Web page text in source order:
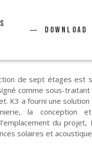
Download
de sept étages est
comme sous-traitant
K3 a fourni une
la conception
du
solaires et